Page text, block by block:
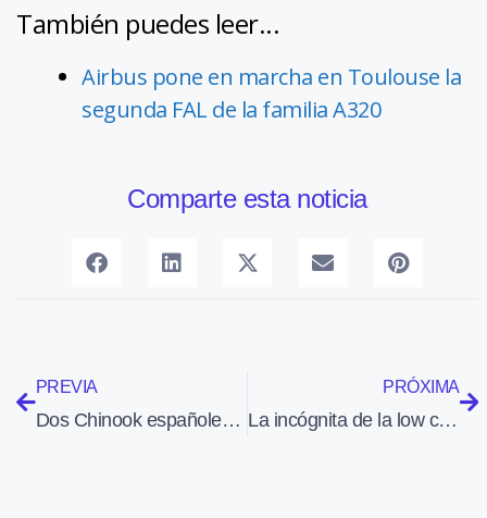
También puedes leer...
Airbus pone en marcha en Toulouse la
segunda FAL de la familia A320
Comparte esta noticia
PREVIA
Dos Chinook españoles llevan alimentos a una zona aislada de Afganistán
PRÓXIMA
La incógnita de la low cost de Iberia: ¿despega, no despega?